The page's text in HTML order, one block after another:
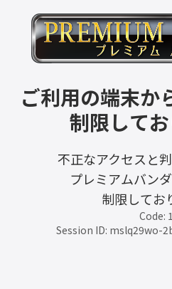
ご利用の端末か
制限してお
不正なアクセスと
プレミアムバン
制限してお
Code:
Session ID: mslq29wo-